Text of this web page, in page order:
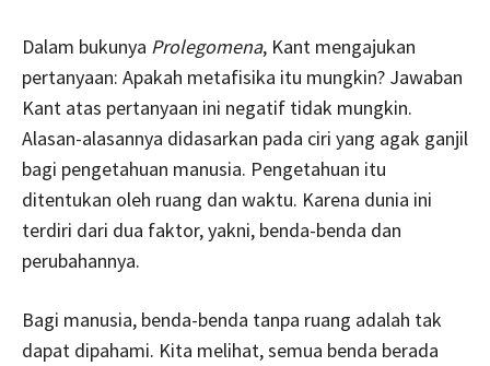
Dalam bukunya Prolegomena, Kant mengajukan
pertanyaan: Apakah metafisika itu mungkin? Jawaban
Kant atas pertanyaan ini negatif tidak mungkin.
Alasan-alasannya didasarkan pada ciri yang agak ganjil
bagi pengetahuan manusia. Pengetahuan itu
ditentukan oleh ruang dan waktu. Karena dunia ini
terdiri dari dua faktor, yakni, benda-benda dan
perubahannya.
Bagi manusia, benda-benda tanpa ruang adalah tak
dapat dipahami. Kita melihat, semua benda berada